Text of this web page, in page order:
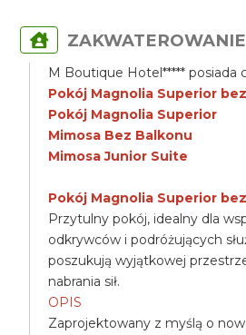
ZAKWATEROWANIE
M Boutique Hotel***** posiada
Pokój Magnolia Superior
Pokój Magnolia Superior
Mimosa Bez Balkonu
Mimosa Junior Suite
Pokój Magnolia Superior
Przytulny pokój, idealny dla
odkrywców i podróżujących
poszukują wyjątkowej
nabrania sił.
OPIS
Zaprojektowany z myślą o